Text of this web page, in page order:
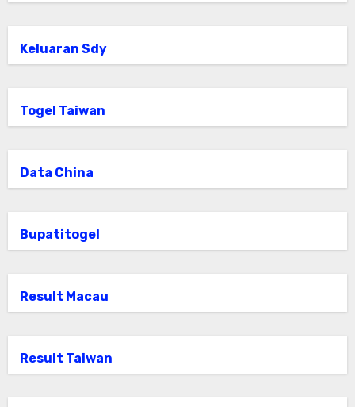
Keluaran Sdy
Togel Taiwan
Data China
Bupatitogel
Result Macau
Result Taiwan